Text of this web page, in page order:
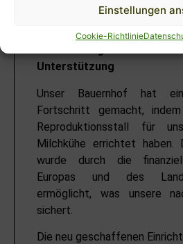
Einstellungen
Cookie-Richtlinie
Innovation und
Unterstützung
Unser Bauernhof hat
Fortschritt gemacht,
Reproduktionsstall für
Milchkühe errichtet haben.
wurde durch die
Europas und des
ermöglicht, was unsere
sichert.
Die neu geschaffenen